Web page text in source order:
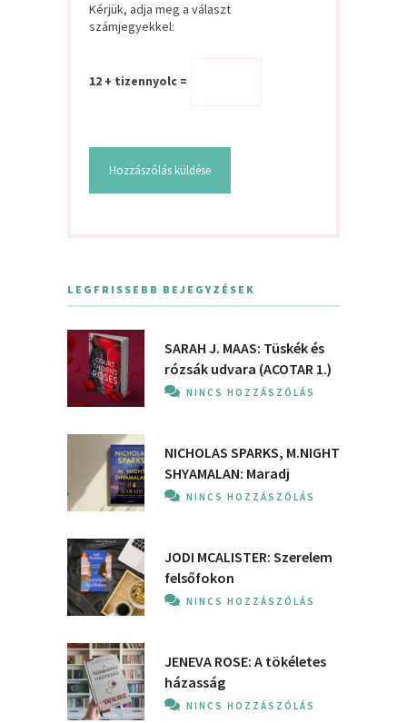
Kérjük, adja meg a választ
számjegyekkel:
12 + tizennyolc =
LEGFRISSEBB BEJEGYZÉSEK
SARAH J. MAAS: Tüskék és
rózsák udvara (ACOTAR 1.)
NINCS HOZZÁSZÓLÁS
NICHOLAS SPARKS, M.NIGHT
SHYAMALAN: Maradj
NINCS HOZZÁSZÓLÁS
JODI MCALISTER: Szerelem
felsőfokon
NINCS HOZZÁSZÓLÁS
JENEVA ROSE: A ​tökéletes
házasság
NINCS HOZZÁSZÓLÁS